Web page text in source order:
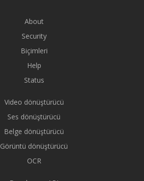
About
Security
Biçimleri
Help
Status
Video dönüştürücü
Ses dönüştürücü
Belge dönüştürücü
Görüntü dönüştürücü
OCR